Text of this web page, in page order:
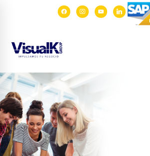
facebookinstagram
youtubelinkedin